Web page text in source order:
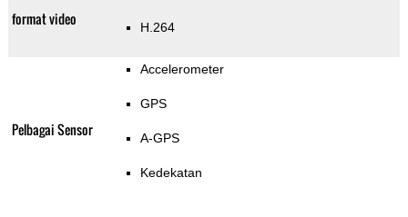
format video H.264
Pelbagai Sensor
Accelerometer
GPS
A-GPS
Kedekatan